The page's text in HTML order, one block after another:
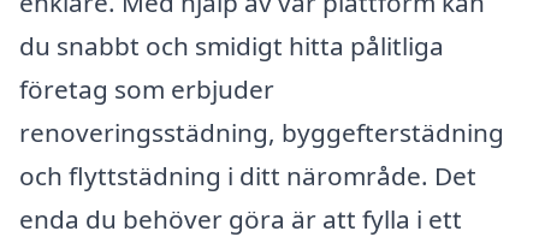
du snabbt och smidigt hitta pålitliga
företag som erbjuder
renoveringsstädning, byggefterstädning
och flyttstädning i ditt närområde. Det
enda du behöver göra är att fylla i ett